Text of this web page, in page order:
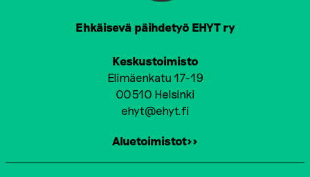
Ehkäisevä päihdetyö EHYT ry
Keskustoimisto
Elimäenkatu 17-19
00510 Helsinki
ehyt@ehyt.fi
Aluetoimistot>>